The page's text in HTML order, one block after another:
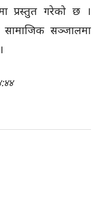
प्रस्तुत गरेको छ ।
सञ्जालमा